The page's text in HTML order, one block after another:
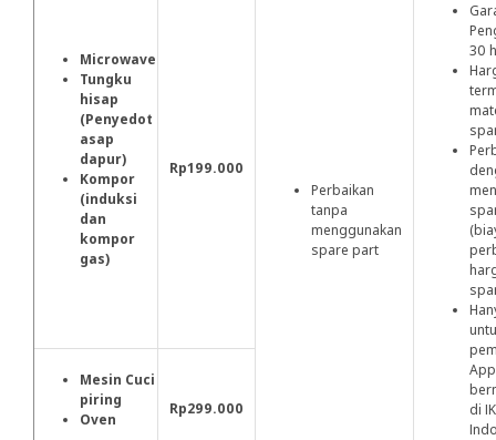
Microwave
Tungku
hisap
(Penyedot
asap
dapur)
Kompor
(induksi
dan
kompor
gas)
Rp199.000
Perbaikan
tanpa
menggunakan
spare part
30
di
Mesin Cuci
piring
Oven
Rp299.000